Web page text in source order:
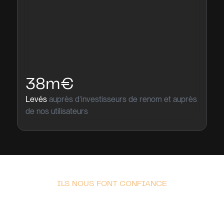
38m€
Levés auprès d’investisseurs de renom et auprès
de nos utilisateurs
ILS NOUS FONT CONFIANCE